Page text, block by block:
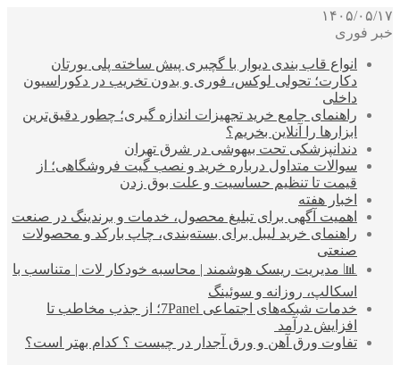
۱۴۰۵/۰۵/۱۷
خبر فوری
انواع قاب بندی دیوار با گچبری پیش ساخته پلی یورتان
دکارت؛ تحولی لوکس، فوری و بدون تخریب در دکوراسیون
داخلی
راهنمای جامع خرید تجهیزات اندازه گیری؛ چطور دقیق‌ترین
ابزارها را آنلاین بخریم؟
دندانپزشکی تحت بیهوشی در شرق تهران
سوالات متداول درباره خرید و نصب گیت فروشگاهی؛ از
قیمت تا تنظیم حساسیت و علت بوق زدن
اخبار هفته
اهمیت آگهی برای تبلیغ محصول، خدمات و برندینگ در صنعت
راهنمای خرید لیبل برای بسته‌بندی، چاپ بارکد و محصولات
صنعتی
📊 مدیریت ریسک هوشمند | محاسبه خودکار لات | متناسب با
اسکالپ، روزانه و سوئینگ
خدمات شبکه‌های اجتماعی 7Panel؛ از جذب مخاطب تا
افزایش درآمد
تفاوت ورق آهن و ورق آجدار در چیست ؟ کدام بهتر است؟